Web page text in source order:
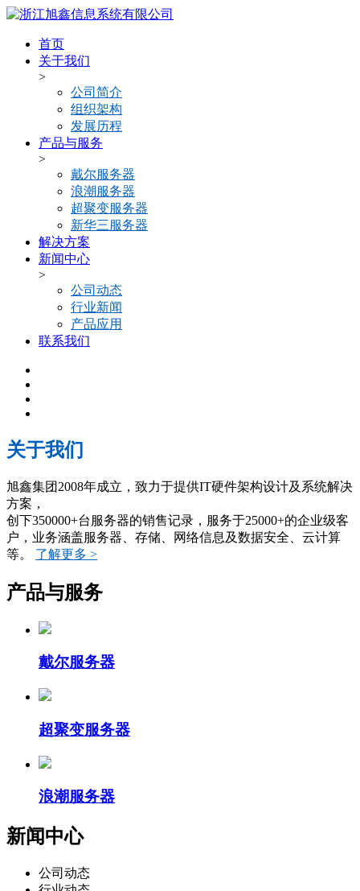
首页
关于我们
>
公司简介
组织架构
发展历程
产品与服务
>
戴尔服务器
浪潮服务器
超聚变服务器
新华三服务器
解决方案
新闻中心
>
公司动态
行业新闻
产品应用
联系我们
关于我们
旭鑫集团2008年成立，致力于提供IT硬件架构设计及系统解决
方案，
创下350000+台服务器的销售记录，服务于25000+的企业级客
户，业务涵盖服务器、存储、网络信息及数据安全、云计算
等。 了解更多 >
产品与服务
戴尔服务器
超聚变服务器
浪潮服务器
新闻中心
公司动态